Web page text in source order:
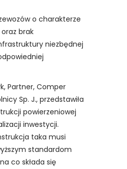
o charakterze
brak
niezbędnej
Partner, Comper
Sp. J., przedstawiła
powierzeniowej
inwestycji.
taka musi
standardom
co składa się